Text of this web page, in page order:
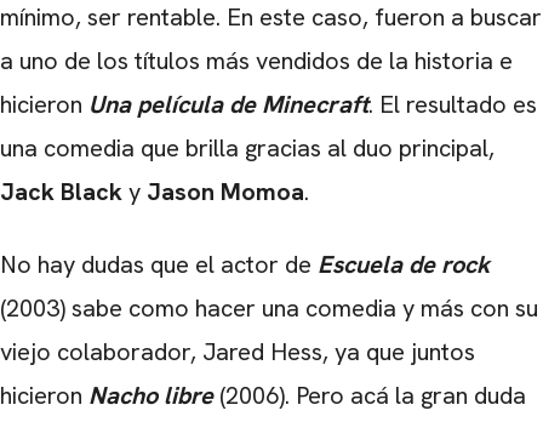
mínimo, ser rentable. En este caso, fueron a buscar
a uno de los títulos más vendidos de la historia e
hicieron Una película de Minecraft. El resultado es
una comedia que brilla gracias al duo principal,
Jack Blacky Jason Momoa.
No hay dudas que el actor de Escuela de rock
(2003) sabe como hacer una comedia y más con su
viejo colaborador, Jared Hess, ya que juntos
hicieron Nacho libre(2006). Pero acá la gran duda